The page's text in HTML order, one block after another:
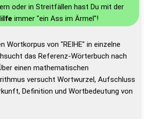
oder in Streitfällen hast Du mit der
immer "ein Ass im Ärmel"!
Wortkorpus von "REIHE" in einzelne
das Referenz-Wörterbuch nach
einen mathematischen
versucht Wortwurzel, Aufschluss
Definition und Wortbedeutung von